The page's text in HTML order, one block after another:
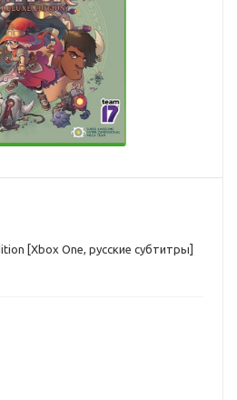
[Xbox One, русские субтитры]